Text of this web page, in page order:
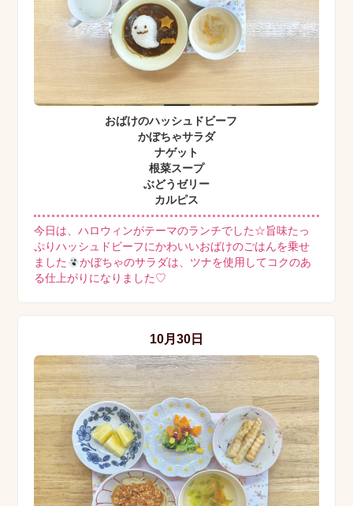
おばけのハッシュドビーフ
かぼちゃサラダ
ナゲット
根菜スープ
ぶどうゼリー
カルピス
今日は、ハロウィンがテーマのランチでした☆旨味たっ
ぷりハッシュドビーフにかわいいおばけのごはんを乗せ
ました
かぼちゃのサラダは、ツナを使用してコクのあ
る仕上がりになりました♡
10月30日